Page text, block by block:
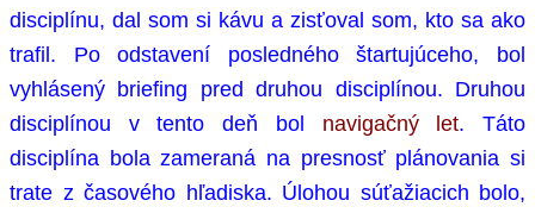
disciplínu, dal som si kávu a zisťoval som, kto sa ako
trafil. Po odstavení posledného štartujúceho, bol
vyhlásený briefing pred druhou disciplínou. Druhou
disciplínou v tento deň bol navigačný let. Táto
disciplína bola zameraná na presnosť plánovania si
trate z časového hľadiska. Úlohou súťažiacich bolo,